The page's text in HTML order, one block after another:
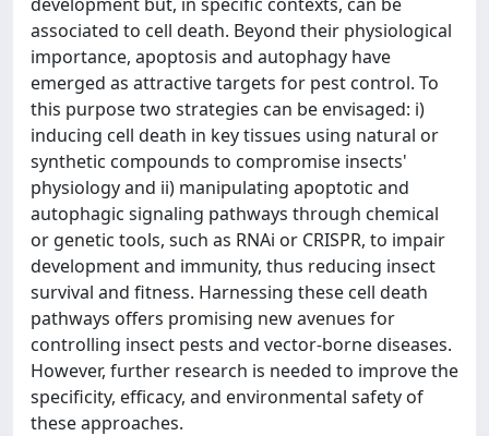
associated to cell death. Beyond their physiological
importance, apoptosis and autophagy have
emerged as attractive targets for pest control. To
this purpose two strategies can be envisaged: i)
inducing cell death in key tissues using natural or
synthetic compounds to compromise insects'
physiology and ii) manipulating apoptotic and
autophagic signaling pathways through chemical
or genetic tools, such as RNAi or CRISPR, to impair
development and immunity, thus reducing insect
survival and fitness. Harnessing these cell death
pathways offers promising new avenues for
controlling insect pests and vector-borne diseases.
However, further research is needed to improve the
specificity, efficacy, and environmental safety of
these approaches.